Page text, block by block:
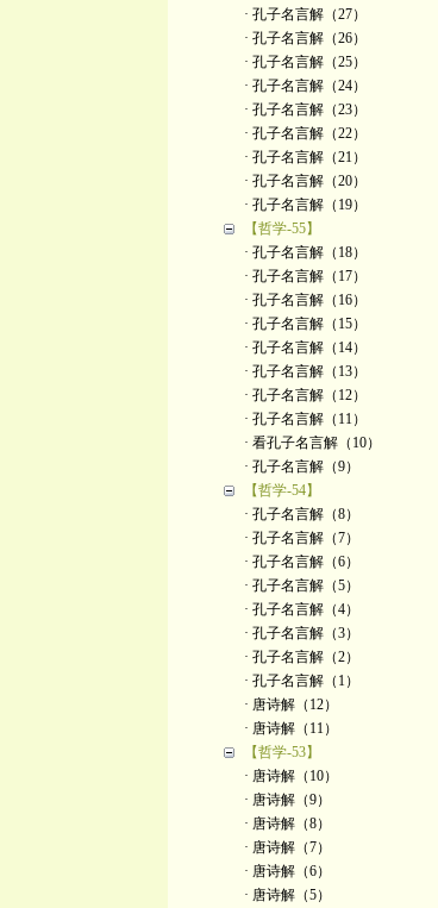
· 孔子名言解（27）
· 孔子名言解（26）
· 孔子名言解（25）
· 孔子名言解（24）
· 孔子名言解（23）
· 孔子名言解（22）
· 孔子名言解（21）
· 孔子名言解（20）
· 孔子名言解（19）
【哲学-55】
· 孔子名言解（18）
· 孔子名言解（17）
· 孔子名言解（16）
· 孔子名言解（15）
· 孔子名言解（14）
· 孔子名言解（13）
· 孔子名言解（12）
· 孔子名言解（11）
· 看孔子名言解（10）
· 孔子名言解（9）
【哲学-54】
· 孔子名言解（8）
· 孔子名言解（7）
· 孔子名言解（6）
· 孔子名言解（5）
· 孔子名言解（4）
· 孔子名言解（3）
· 孔子名言解（2）
· 孔子名言解（1）
· 唐诗解（12）
· 唐诗解（11）
【哲学-53】
· 唐诗解（10）
· 唐诗解（9）
· 唐诗解（8）
· 唐诗解（7）
· 唐诗解（6）
· 唐诗解（5）